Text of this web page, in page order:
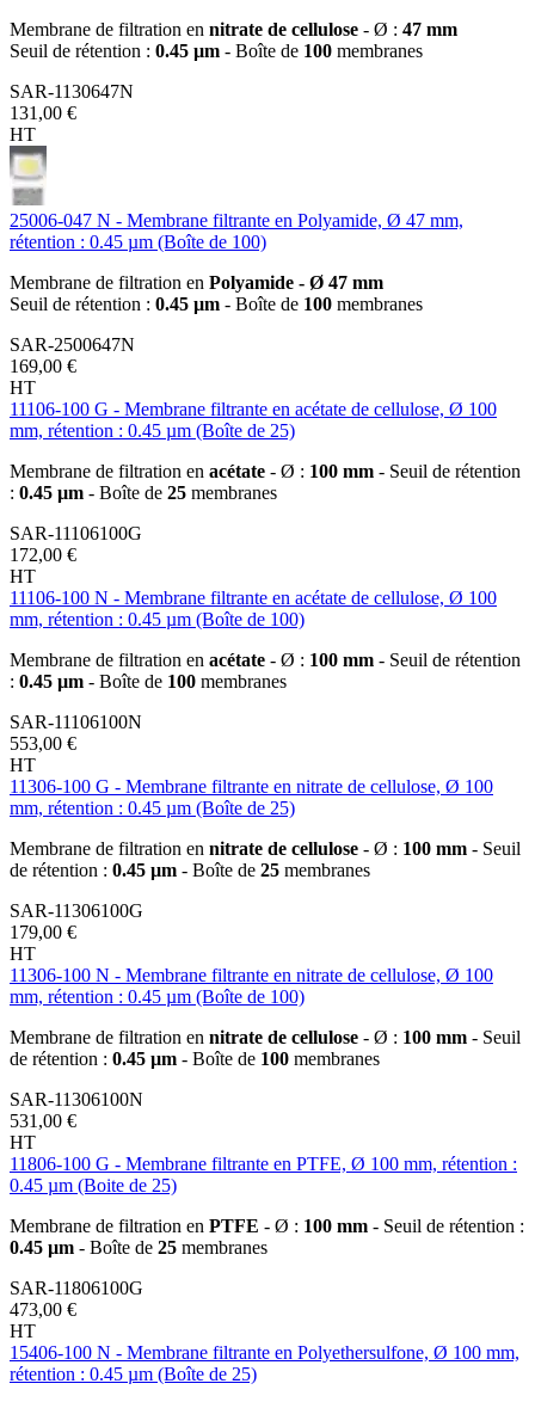
Membrane de filtration en nitrate de cellulose - Ø : 47 mm
Seuil de rétention : 0.45 µm - Boîte de 100 membranes
SAR-1130647N
131,00 €
HT
25006-047 N - Membrane filtrante en Polyamide, Ø 47 mm,
rétention : 0.45 µm (Boîte de 100)
Membrane de filtration en Polyamide - Ø 47 mm
Seuil de rétention : 0.45 µm - Boîte de 100 membranes
SAR-2500647N
169,00 €
HT
11106-100 G - Membrane filtrante en acétate de cellulose, Ø 100
mm, rétention : 0.45 µm (Boîte de 25)
Membrane de filtration en acétate - Ø : 100 mm - Seuil de rétention
: 0.45 µm - Boîte de 25 membranes
SAR-11106100G
172,00 €
HT
11106-100 N - Membrane filtrante en acétate de cellulose, Ø 100
mm, rétention : 0.45 µm (Boîte de 100)
Membrane de filtration en acétate - Ø : 100 mm - Seuil de rétention
: 0.45 µm - Boîte de 100 membranes
SAR-11106100N
553,00 €
HT
11306-100 G - Membrane filtrante en nitrate de cellulose, Ø 100
mm, rétention : 0.45 µm (Boîte de 25)
Membrane de filtration en nitrate de cellulose - Ø : 100 mm - Seuil
de rétention : 0.45 µm - Boîte de 25 membranes
SAR-11306100G
179,00 €
HT
11306-100 N - Membrane filtrante en nitrate de cellulose, Ø 100
mm, rétention : 0.45 µm (Boîte de 100)
Membrane de filtration en nitrate de cellulose - Ø : 100 mm - Seuil
de rétention : 0.45 µm - Boîte de 100 membranes
SAR-11306100N
531,00 €
HT
11806-100 G - Membrane filtrante en PTFE, Ø 100 mm, rétention :
0.45 µm (Boite de 25)
Membrane de filtration en PTFE - Ø : 100 mm - Seuil de rétention :
0.45 µm - Boîte de 25 membranes
SAR-11806100G
473,00 €
HT
15406-100 N - Membrane filtrante en Polyethersulfone, Ø 100 mm,
rétention : 0.45 µm (Boîte de 25)